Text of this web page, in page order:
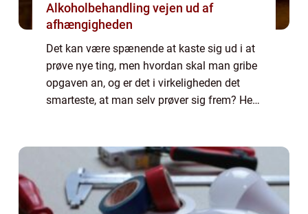
Alkoholbehandling vejen ud af
afhængigheden
Det kan være spænende at kaste sig ud i at
prøve nye ting, men hvordan skal man gribe
opgaven an, og er det i virkeligheden det
smarteste, at man selv prøver sig frem? Her i